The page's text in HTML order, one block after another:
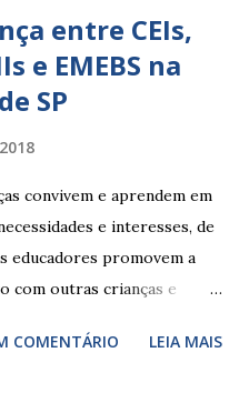
entre CEIs,
e EMEBS na
SP
convivem e aprendem em
e interesses, de
educadores promovem a
com outras crianças e
uma educação integral e de
COMENTÁRIO LEIA MAIS